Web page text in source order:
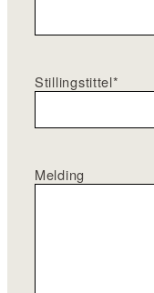
Stillingstittel*
Melding